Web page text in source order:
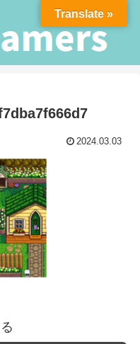
2024.03.03
Translate »